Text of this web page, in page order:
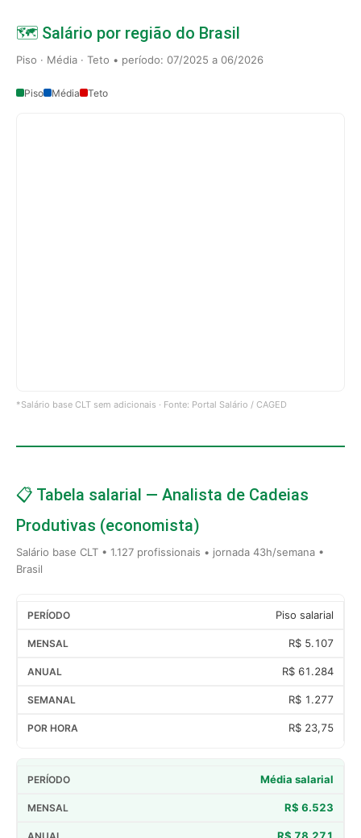
🗺️ Salário por região do Brasil
Piso · Média · Teto • período: 07/2025 a 06/2026
Piso Média Teto
*Salário base CLT sem adicionais · Fonte: Portal Salário / CAGED
📋 Tabela salarial — Analista de Cadeias
Produtivas (economista)
Salário base CLT • 1.127 profissionais • jornada 43h/semana •
Brasil
Piso salarial
R$ 5.107
R$ 61.284
R$ 1.277
R$ 23,75
Média salarial
R$ 6.523
R$ 78.271